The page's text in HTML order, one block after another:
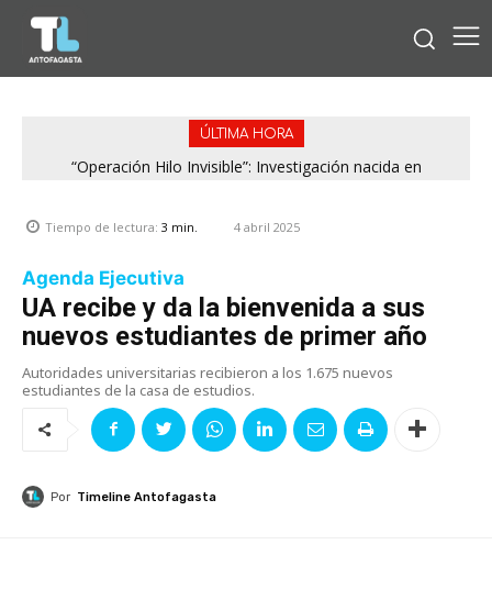
ÚLTIMA HORA
“Operación Hilo Invisible”: Investigación nacida en
Tiempo de lectura: 3 min. 4 abril 2025
Agenda Ejecutiva
UA recibe y da la bienvenida a sus
nuevos estudiantes de primer año
Autoridades universitarias recibieron a los 1.675 nuevos
estudiantes de la casa de estudios.
Por Timeline Antofagasta